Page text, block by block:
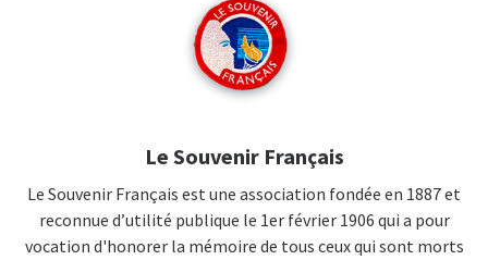
Le Souvenir Français
Le Souvenir Français est une association fondée en 1887 et
reconnue d’utilité publique le 1er février 1906 qui a pour
vocation d'honorer la mémoire de tous ceux qui sont morts